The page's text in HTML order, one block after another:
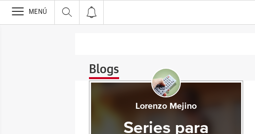
>
MENÚ
Blogs
Lorenzo Mejino
Series para